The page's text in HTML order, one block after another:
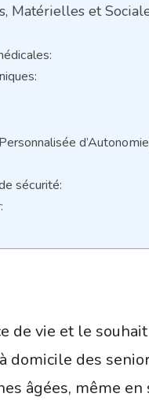
Matérielles et
sécurité:
de vie et le
des
âgées, même